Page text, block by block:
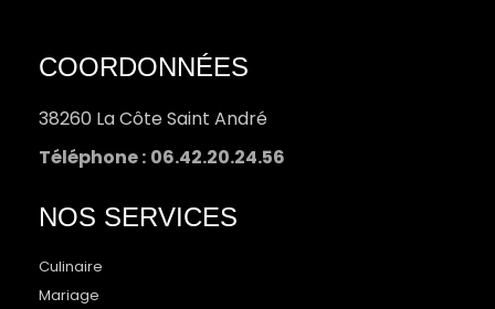
COORDONNÉES
38260 La Côte Saint André
Téléphone : 06.42.20.24.56
NOS SERVICES
Culinaire
Mariage